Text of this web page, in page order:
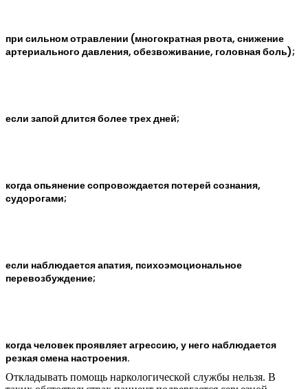
при сильном отравлении (многократная рвота, снижение
артериального давления, обезвоживание, головная боль);
если запой длится более трех дней;
когда опьянение сопровождается потерей сознания,
судорогами;
если наблюдается апатия, психоэмоциональное
перевозбуждение;
когда человек проявляет агрессию, у него наблюдается
резкая смена настроения.
Откладывать помощь наркологической службы нельзя. В